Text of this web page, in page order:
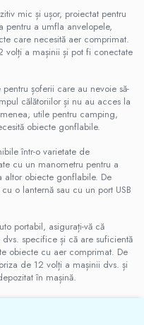
mic și ușor, proiectat pentru
pentru a umfla anvelopele,
care necesită aer comprimat.
volți a mașinii și pot fi conectate
șoferii care au nevoie să-
călătoriilor și nu au acces la
utile pentru camping,
obiecte gonflabile.
într-o varietate de
cu un manometru pentru a
altor obiecte gonflabile. De
o lanternă sau cu un port USB
portabil, asigurați-vă că
specifice și că are suficientă
obiecte cu aer comprimat. De
de 12 volți a mașinii dvs. și
în mașină.